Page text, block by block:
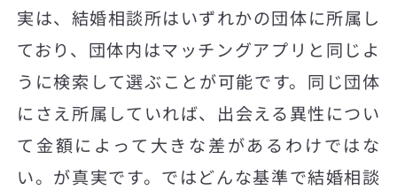
実は、結婚相談所はいずれかの団体に所属し
ており、団体内はマッチングアプリと同じよ
うに検索して選ぶことが可能です。同じ団体
にさえ所属していれば、出会える異性につい
て金額によって大きな差があるわけではな
い。が真実です。ではどんな基準で結婚相談